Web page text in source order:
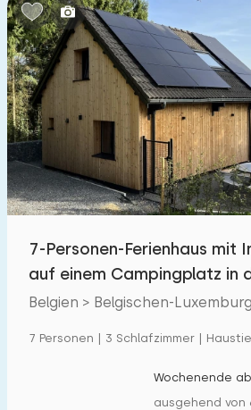
7-Personen-Ferienhaus mit
auf einem Campingplatz in
Belgien > Belgischen-
7 Personen | 3 Schlafzimmer |
Wochenende ab
ausgehend von